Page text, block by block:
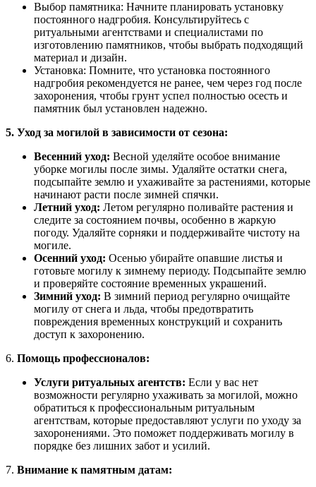
Выбор памятника: Начните планировать установку
постоянного надгробия. Консультируйтесь с
ритуальными агентствами и специалистами по
изготовлению памятников, чтобы выбрать подходящий
материал и дизайн.
Установка: Помните, что установка постоянного
надгробия рекомендуется не ранее, чем через год после
захоронения, чтобы грунт успел полностью осесть и
памятник был установлен надежно.
5. Уход за могилой в зависимости от сезона:
Весенний уход: Весной уделяйте особое внимание
уборке могилы после зимы. Удаляйте остатки снега,
подсыпайте землю и ухаживайте за растениями, которые
начинают расти после зимней спячки.
Летний уход: Летом регулярно поливайте растения и
следите за состоянием почвы, особенно в жаркую
погоду. Удаляйте сорняки и поддерживайте чистоту на
могиле.
Осенний уход: Осенью убирайте опавшие листья и
готовьте могилу к зимнему периоду. Подсыпайте землю
и проверяйте состояние временных украшений.
Зимний уход: В зимний период регулярно очищайте
могилу от снега и льда, чтобы предотвратить
повреждения временных конструкций и сохранить
доступ к захоронению.
6. Помощь профессионалов:
Услуги ритуальных агентств: Если у вас нет
возможности регулярно ухаживать за могилой, можно
обратиться к профессиональным ритуальным
агентствам, которые предоставляют услуги по уходу за
захоронениями. Это поможет поддерживать могилу в
порядке без лишних забот и усилий.
7. Внимание к памятным датам: